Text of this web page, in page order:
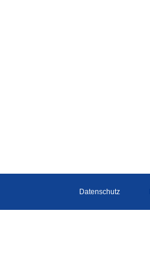
Datenschutz